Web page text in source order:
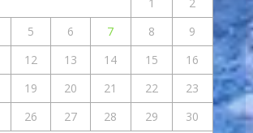
5 6 7 8
9
12 13 14 15
16
19 20 21 22
23
26 27 28 29 30